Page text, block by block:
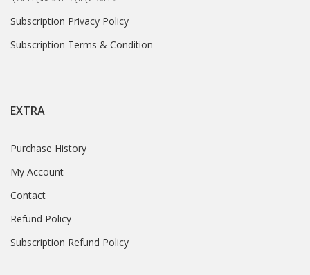
Subscription Privacy Policy
Subscription Terms & Condition
EXTRA
Purchase History
My Account
Contact
Refund Policy
Subscription Refund Policy